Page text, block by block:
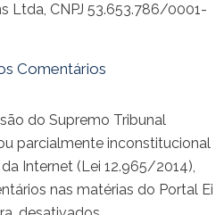
Ltda, CNPJ 53.653.786/0001-
Comentários
do Supremo Tribunal
parcialmente inconstitucional
Internet (Lei 12.965/2014),
nas matérias do Portal Ei